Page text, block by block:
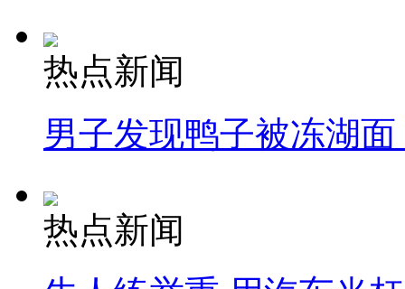
热点新闻
男子发现鸭子被冻湖
热点新闻